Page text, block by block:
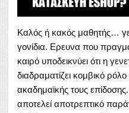
Kαλός ή κακός μαθητής…
γονίδια. Ερευνα που
καιρό υποδεικνύει ότι η
διαδραματίζει κομβικό
ακαδημαϊκής τους
αποτελεί αποτρεπτικό